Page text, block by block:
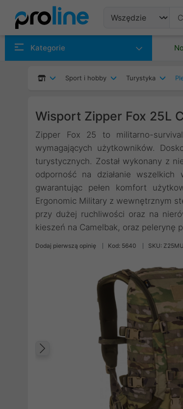
Kategorie
Sport i hobby Turystyka
Wisport Zipper Fox 25L
Zipper Fox 25 to militarno-
wymagających użytkowników.
turystycznych. Został wykonany z
odporność na działanie
gwarantując pełen komfort
Ergonomic Military z wewnętrznym
przy dużej ruchliwości oraz na
kieszeń na Camelbak, oraz pelerynę
Dodaj pierwszą opinię Kod: 5640 SKU:
Poprzedni